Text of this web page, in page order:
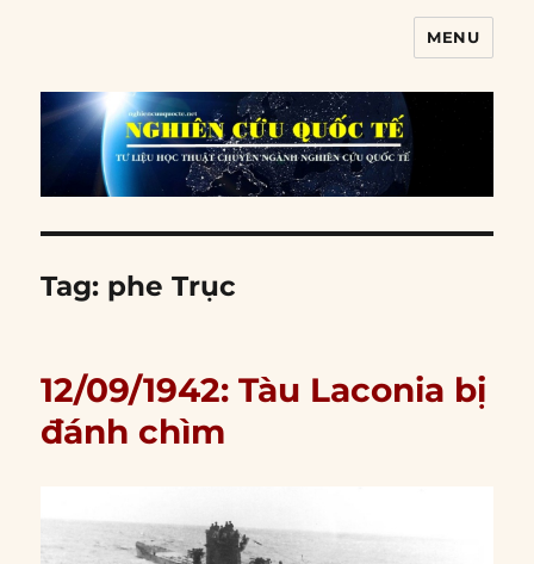
MENU
Tag: phe Trục
12/09/1942: Tàu Laconia bị
đánh chìm